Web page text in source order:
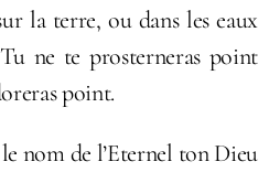
la terre, ou dans les eaux
ne te prosterneras point
point.
nom de l’Eternel ton Dieu